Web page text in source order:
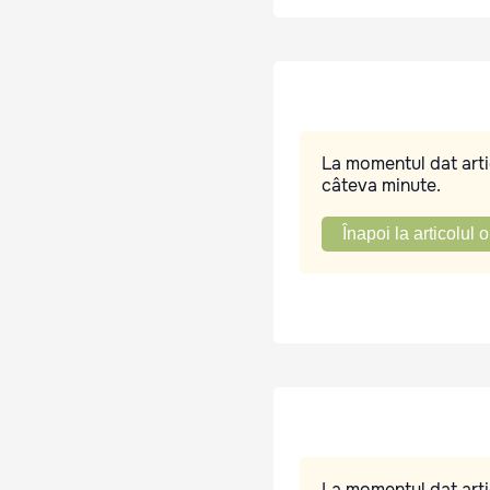
La momentul dat
câteva minute.
Înapoi la articolul